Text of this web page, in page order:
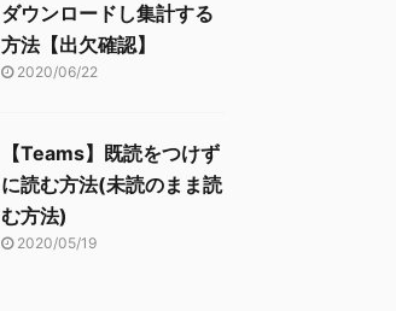
ダウンロードし集計する
方法【出欠確認】
2020/06/22
【Teams】既読をつけず
に読む方法(未読のまま読
む方法)
2020/05/19